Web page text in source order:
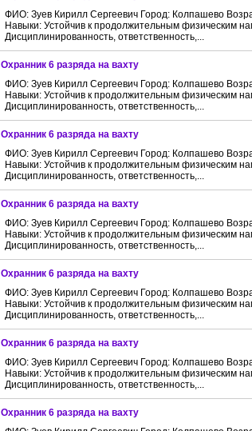
ФИО: Зуев Кирилл Сергеевич Город: Колпашево
Навыки: Устойчив к продолжительным физическим
Дисциплинированность, ответственность,...
Охранник 6 разряда на вахту
ФИО: Зуев Кирилл Сергеевич Город: Колпашево
Навыки: Устойчив к продолжительным физическим
Дисциплинированность, ответственность,...
Охранник 6 разряда на вахту
ФИО: Зуев Кирилл Сергеевич Город: Колпашево
Навыки: Устойчив к продолжительным физическим
Дисциплинированность, ответственность,...
Охранник 6 разряда на вахту
ФИО: Зуев Кирилл Сергеевич Город: Колпашево
Навыки: Устойчив к продолжительным физическим
Дисциплинированность, ответственность,...
Охранник 6 разряда на вахту
ФИО: Зуев Кирилл Сергеевич Город: Колпашево
Навыки: Устойчив к продолжительным физическим
Дисциплинированность, ответственность,...
Охранник 6 разряда на вахту
ФИО: Зуев Кирилл Сергеевич Город: Колпашево
Навыки: Устойчив к продолжительным физическим
Дисциплинированность, ответственность,...
Охранник 6 разряда на вахту